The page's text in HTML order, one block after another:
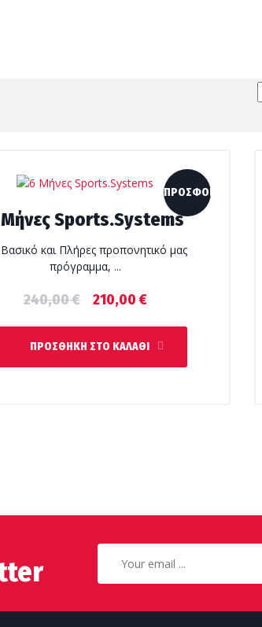
ΠΡΟΣΦΟΡΆ!
Sports.Systems
και Πλήρες προπονητικό μας
πρόγραμμα, ...
240,00€
Original
240,00 €.
210,00€Η
είναι:
210,00 €.
ΠΡΟΣΘΉΚΗ ΣΤΟ ΚΑΛΆΘΙ